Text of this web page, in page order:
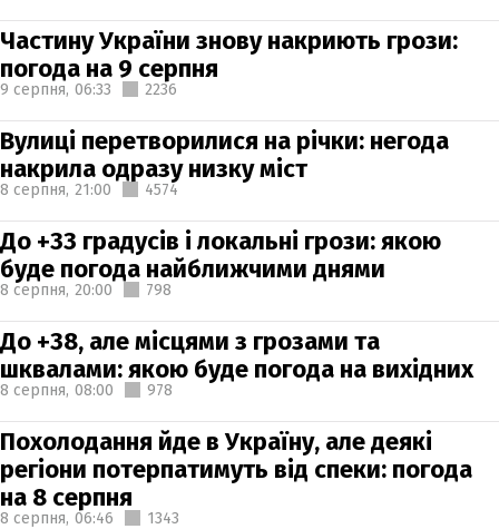
Частину України знову накриють грози:
погода на 9 серпня
9 серпня, 06:33 2236
Вулиці перетворилися на річки: негода
накрила одразу низку міст
8 серпня, 21:00 4574
До +33 градусів і локальні грози: якою
буде погода найближчими днями
8 серпня, 20:00 798
До +38, але місцями з грозами та
шквалами: якою буде погода на вихідних
8 серпня, 08:00 978
Похолодання йде в Україну, але деякі
регіони потерпатимуть від спеки: погода
на 8 серпня
8 серпня, 06:46 1343